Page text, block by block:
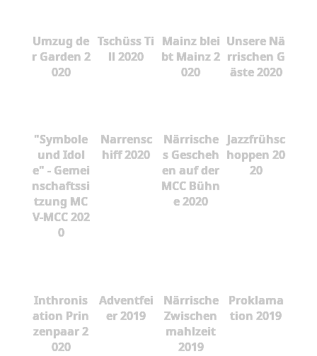
Umzug de
r Garden 2
020
Tschüss Ti
ll 2020
Mainz blei
bt Mainz 2
020
Unsere Nä
rrischen G
äste 2020
"Symbole
und Idol
e" - Gemei
nschaftssi
tzung MC
V-MCC 202
0
Narrensc
hiff 2020
Närrische
s Gescheh
en auf der
MCC Bühn
e 2020
Jazzfrühsc
hoppen 20
20
Inthronis
ation Prin
zenpaar 2
020
Adventfei
er 2019
Närrische
Zwischen
mahlzeit
2019
Proklama
tion 2019